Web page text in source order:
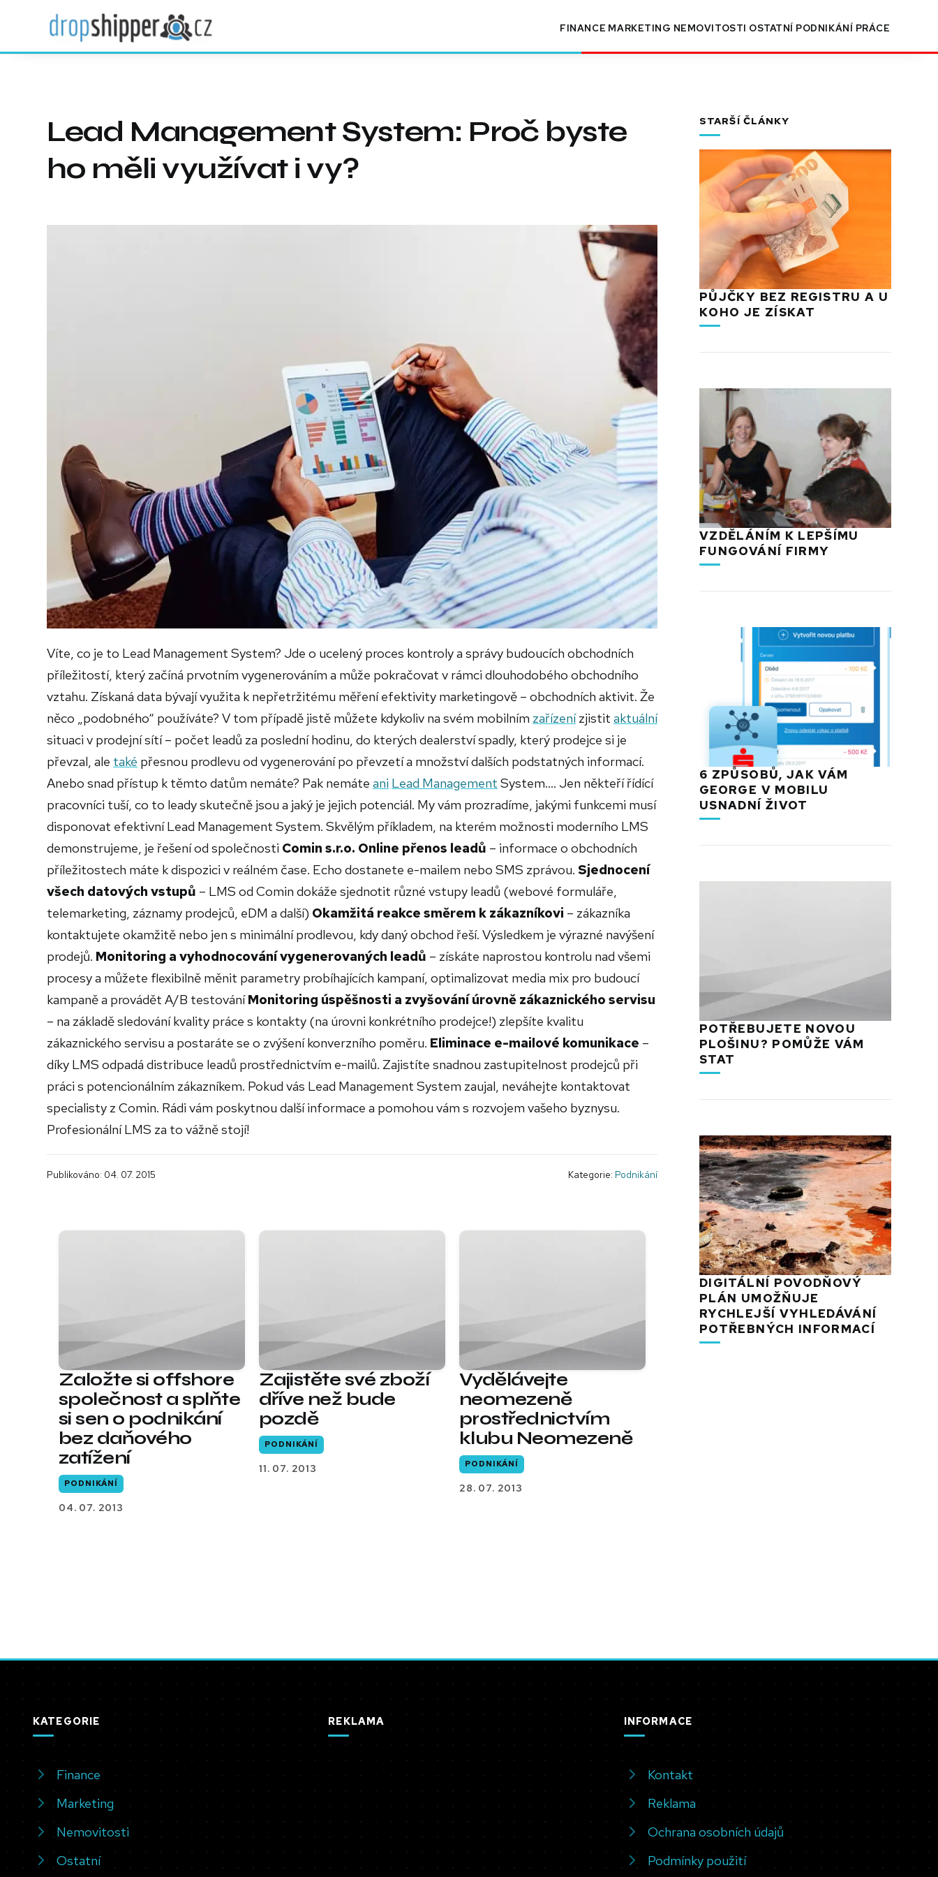
FINANCE MARKETING NEMOVITOSTI OSTATNÍ PODNIKÁNÍ PRÁCE
Lead Management System: Proč byste
ho měli využívat i vy?
Víte, co je to Lead Management System? Jde o ucelený proces kontroly a správy budoucích obchodních
příležitostí, který začíná prvotním vygenerováním a může pokračovat v rámci dlouhodobého obchodního
vztahu. Získaná data bývají využita k nepřetržitému měření efektivity marketingově – obchodních aktivit. Že
něco „podobného“ používáte? V tom případě jistě můžete kdykoliv na svém mobilním zařízenízjistit aktuální
situaci v prodejní sítí – počet leadů za poslední hodinu, do kterých dealerství spadly, který prodejce si je
převzal, ale také přesnou prodlevu od vygenerování po převzetí a množství dalších podstatných informací.
Anebo snad přístup k těmto datům nemáte? Pak nemáte ani Lead Management System.... Jen někteří řídící
pracovníci tuší, co to leady skutečně jsou a jaký je jejich potenciál. My vám prozradíme, jakými funkcemi musí
disponovat efektivní Lead Management System. Skvělým příkladem, na kterém možnosti moderního LMS
demonstrujeme, je řešení od společnosti Comin s.r.o. Online přenos leadů – informace o obchodních
příležitostech máte k dispozici v reálném čase. Echo dostanete e-mailem nebo SMS zprávou. Sjednocení
všech datových vstupů – LMS od Comin dokáže sjednotit různé vstupy leadů (webové formuláře,
telemarketing, záznamy prodejců, eDM a další) Okamžitá reakce směrem k zákazníkovi – zákazníka
kontaktujete okamžitě nebo jen s minimální prodlevou, kdy daný obchod řeší. Výsledkem je výrazné navýšení
prodejů. Monitoring a vyhodnocování vygenerovaných leadů – získáte naprostou kontrolu nad všemi
procesy a můžete flexibilně měnit parametry probíhajících kampaní, optimalizovat media mix pro budoucí
kampaně a provádět A/B testování Monitoring úspěšnosti a zvyšování úrovně zákaznického servisu
– na základě sledování kvality práce s kontakty (na úrovni konkrétního prodejce!) zlepšíte kvalitu
zákaznického servisu a postaráte se o zvýšení konverzního poměru. Eliminace e-mailové komunikace –
díky LMS odpadá distribuce leadů prostřednictvím e-mailů. Zajistíte snadnou zastupitelnost prodejců při
práci s potencionálním zákazníkem. Pokud vás Lead Management System zaujal, neváhejte kontaktovat
specialisty z Comin. Rádi vám poskytnou další informace a pomohou vám s rozvojem vašeho byznysu.
Profesionální LMS za to vážně stojí!
Publikováno: 04. 07. 2015 Kategorie: Podnikání
Založte si offshore
společnost a splňte
si sen o podnikání
bez daňového
zatížení
PODNIKÁNÍ
04. 07. 2013
Zajistěte své zboží
dříve než bude
pozdě
PODNIKÁNÍ
11. 07. 2013
Vydělávejte
neomezeně
prostřednictvím
klubu Neomezeně
PODNIKÁNÍ
28. 07. 2013
STARŠÍ ČLÁNKY
PŮJČKY BEZ REGISTRU A U
KOHO JE ZÍSKAT
VZDĚLÁNÍM K LEPŠÍMU
FUNGOVÁNÍ FIRMY
6 ZPŮSOBŮ, JAK VÁM
GEORGE V MOBILU
USNADNÍ ŽIVOT
POTŘEBUJETE NOVOU
PLOŠINU? POMŮŽE VÁM
STAT
DIGITÁLNÍ POVODŇOVÝ
PLÁN UMOŽŇUJE
RYCHLEJŠÍ VYHLEDÁVÁNÍ
POTŘEBNÝCH INFORMACÍ
KATEGORIE
Finance
Marketing
Nemovitosti
Ostatní
REKLAMA INFORMACE
Kontakt
Reklama
Ochrana osobních údajů
Podmínky použití